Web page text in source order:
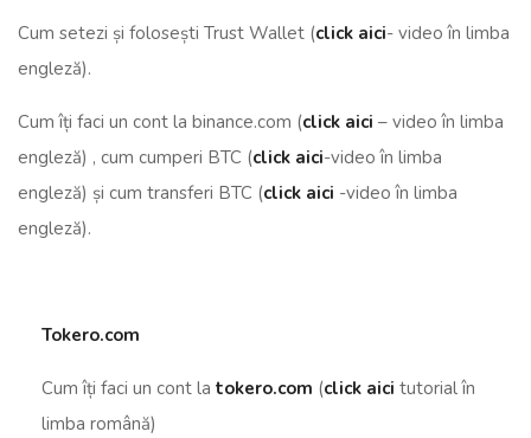
Cum setezi și folosești Trust Wallet (click aici- video în limba
engleză).
Cum îți faci un cont la binance.com (click aici – video în limba
engleză) , cum cumperi BTC (click aici-video în limba
engleză) și cum transferi BTC (click aici -video în limba
engleză).
Tokero.com
Cum îți faci un cont la tokero.com (click aici tutorial în
limba română)